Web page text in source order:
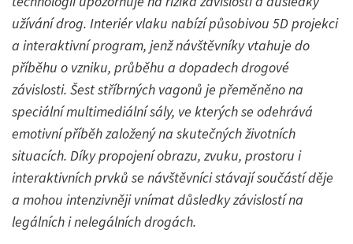
užívání drog. Interiér vlaku nabízí působivou 5D projekci
a interaktivní program, jenž návštěvníky vtahuje do
příběhu o vzniku, průběhu a dopadech drogové
závislosti. Šest stříbrných vagonů je přeměněno na
speciální multimediální sály, ve kterých se odehrává
emotivní příběh založený na skutečných životních
situacích. Díky propojení obrazu, zvuku, prostoru i
interaktivních prvků se návštěvníci stávají součástí děje
a mohou intenzivněji vnímat důsledky závislostí na
legálních i nelegálních drogách.